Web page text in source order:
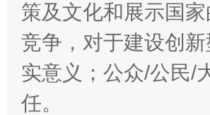
策及文化和展示国
竞争，对于建设创
实意义；公众/公民/
任。